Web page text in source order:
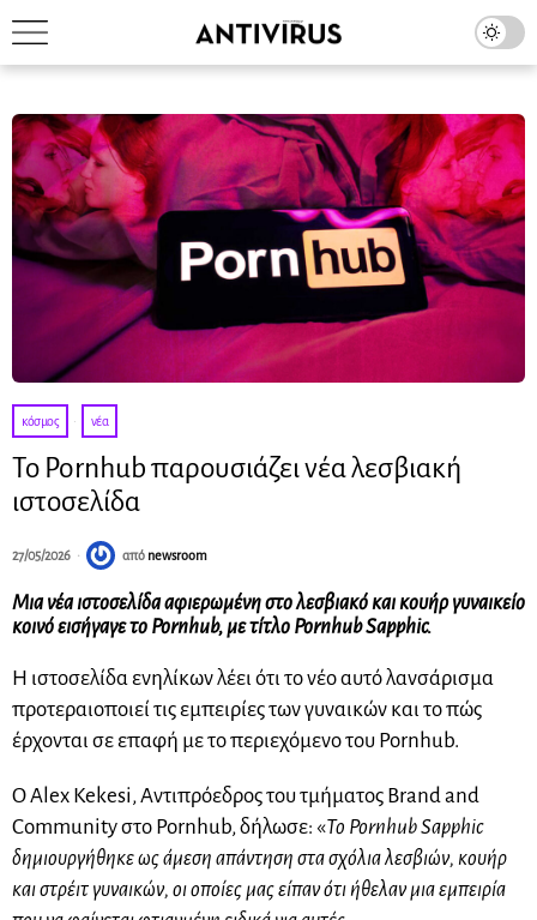
κόσμος · νέα
Το Pornhub παρουσιάζει νέα λεσβιακή
ιστοσελίδα
27/05/2026 από newsroom
Μια νέα ιστοσελίδα αφιερωμένη στο λεσβιακό και κουήρ γυναικείο
κοινό εισήγαγε το Pornhub, με τίτλο Pornhub Sapphic.
Η ιστοσελίδα ενηλίκων λέει ότι το νέο αυτό λανσάρισμα
προτεραιοποιεί τις εμπειρίες των γυναικών και το πώς
έρχονται σε επαφή με το περιεχόμενο του Pornhub.
Ο Alex Kekesi, Αντιπρόεδρος του τμήματος Brand and
Community στο Pornhub, δήλωσε: «Το Pornhub Sapphic
δημιουργήθηκε ως άμεση απάντηση στα σχόλια λεσβιών, κουήρ
και στρέιτ γυναικών, οι οποίες μας είπαν ότι ήθελαν μια εμπειρία